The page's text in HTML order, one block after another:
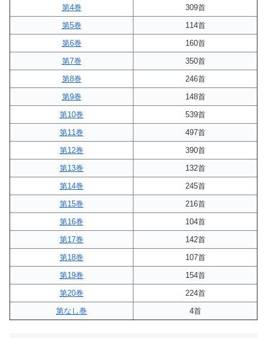
第4巻
309首
第5巻
114首
第6巻
160首
第7巻
350首
第8巻
246首
第9巻
148首
第10巻
539首
第11巻
497首
第12巻
390首
第13巻
132首
第14巻
245首
第15巻
216首
第16巻
104首
第17巻
142首
第18巻
107首
第19巻
154首
第20巻
224首
第なし巻
4首